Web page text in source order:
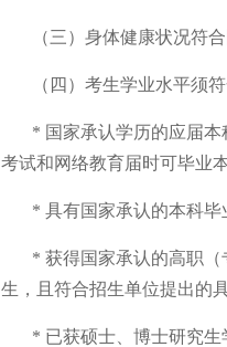
（三）身体健康状况符
（四）考生学业水平须
* 国家承认学历的应届
考试和网络教育届时可毕业本
* 具有国家承认的本科毕
* 获得国家承认的高职
生，且符合招生单位提出的
* 已获硕士、博士研究生